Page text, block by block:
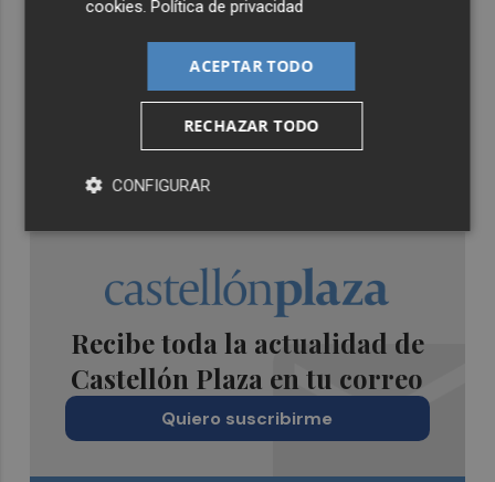
Recibe toda la actualidad de
Castellón Plaza en tu correo
Quiero suscribirme
cookies .Política de privacidad
ACEPTAR TODO
RECHAZAR TODO
CONFIGURAR